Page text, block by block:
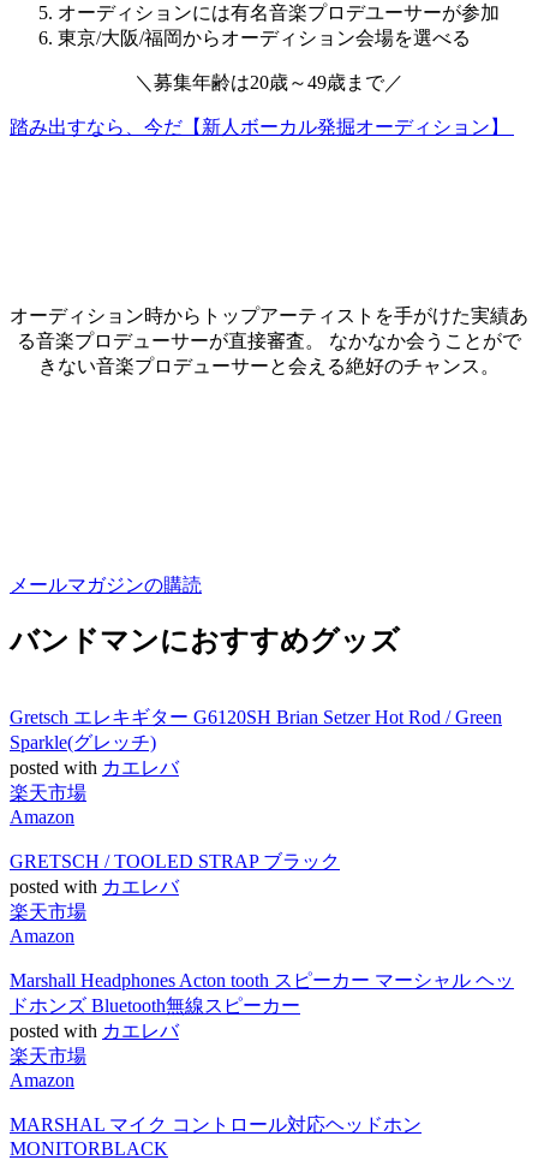
オーディションには有名音楽プロデユーサーが参加
東京/大阪/福岡からオーディション会場を選べる
＼ 募集年齢は20歳～49歳まで／
踏み出すなら、今だ【新人ボーカル発掘オーディション】
オーディション時からトップアーティストを手がけた実績あ
る音楽プロデューサーが直接審査。 なかなか会うことがで
きない音楽プロデューサーと会える絶好のチャンス。
メールマガジンの購読
バンドマンにおすすめグッズ
Gretsch エレキギター G6120SH Brian Setzer Hot Rod / Green
Sparkle(グレッチ)
posted with カエレバ
楽天市場
Amazon
GRETSCH / TOOLED STRAP ブラック
posted with カエレバ
楽天市場
Amazon
Marshall Headphones Acton tooth スピーカー マーシャル ヘッ
ドホンズ Bluetooth無線スピーカー
posted with カエレバ
楽天市場
Amazon
MARSHAL マイク コントロール対応ヘッドホン
MONITORBLACK